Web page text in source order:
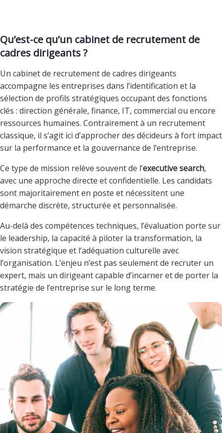
départ en font encore des louanges
De plus, nous avons travaillé et progressé
dans une très bonne ambiance, on se
demandait même à un moment si
Véronique Speltdoorn ne faisait pas partie
de notre organisation. Tout le monde
réclame la suite pour l’année prochaine.
avait fait travailler les équipes en
amélioration.
Enfin après ce travail sur les équipes,
ACCILE nous fait un compte rendu écrit
qu’elle nous a présentés lors de la clôture
de sa première mission en 2005.
Depuis ACCILE intervient régulièrement
auprès de nos équipes en termes de
jeunes managers sur un programme de
formation sur mesure.
Nous nous félicitons de cette collaboration
et nous constatons depuis des
améliorations évidentes.
onseils, Compréhension
II ntelligence,
E Efficacité,Echange
Qu’est-ce qu’un cabinet de recrutement de
cadres dirigeants ?
Un cabinet de recrutement de cadres dirigeants
accompagne les entreprises dans l’identification et la
sélection de profils stratégiques occupant des fonctions
clés : direction générale, finance, IT, commercial ou encore
ressources humaines. Contrairement à un recrutement
classique, il s’agit ici d’approcher des décideurs à fort impact
sur la performance et la gouvernance de l’entreprise.
Ce type de mission relève souvent de l’executive search,
avec une approche directe et confidentielle. Les candidats
sont majoritairement en poste et nécessitent une
démarche discrète, structurée et personnalisée.
Au-delà des compétences techniques, l’évaluation porte sur
le leadership, la capacité à piloter la transformation, la
vision stratégique et l’adéquation culturelle avec
l’organisation. L’enjeu n’est pas seulement de recruter un
expert, mais un dirigeant capable d’incarner et de porter la
stratégie de l’entreprise sur le long terme.